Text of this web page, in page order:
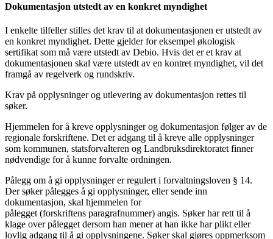
Dokumentasjon utstedt av en konkret myndighet
I enkelte tilfeller stilles det krav til at dokumentasjonen er utstedt av
en konkret myndighet. Dette gjelder for eksempel økologisk
sertifikat som må være utstedt av Debio. Hvis det er et krav at
dokumentasjonen skal være utstedt av en kontret myndighet, vil det
framgå av regelverk og rundskriv.
Krav på opplysninger og utlevering av dokumentasjon rettes til
søker.
Hjemmelen for å kreve opplysninger og dokumentasjon følger av de
regionale forskriftene. Det er adgang til å kreve alle opplysninger
som kommunen, statsforvalteren og Landbruksdirektoratet finner
nødvendige for å kunne forvalte ordningen.
Pålegg om å gi opplysninger er regulert i forvaltningsloven § 14.
Der søker pålegges å gi opplysninger, eller sende inn
dokumentasjon, skal hjemmelen for
pålegget (forskriftens paragrafnummer) angis. Søker har rett til å
klage over pålegget dersom han mener at han ikke har plikt eller
lovlig adgang til å gi opplysningene. Søker skal gjøres oppmerksom